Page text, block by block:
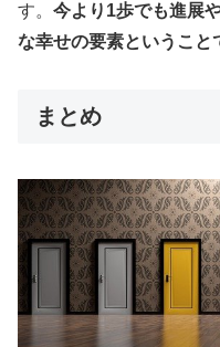
す。 今より1歩でも進展
な幸せの要素ということ
まとめ